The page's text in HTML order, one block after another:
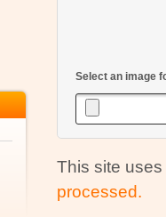
Select an image
This site
processed.